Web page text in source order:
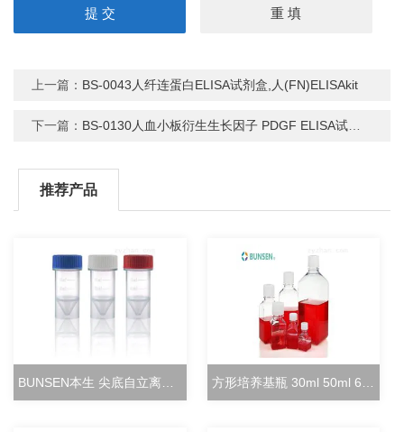
上一篇： BS-0043人纤连蛋白ELISA试剂盒,人(FN)ELISAkit
下一篇： BS-0130人血小板衍生生长因子 PDGF ELISA试剂盒
推荐产品